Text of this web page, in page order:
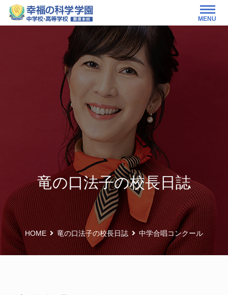
MENU
竜の口法子の校長日誌
HOME 竜の口法子の校長日誌 中学合唱コンクール